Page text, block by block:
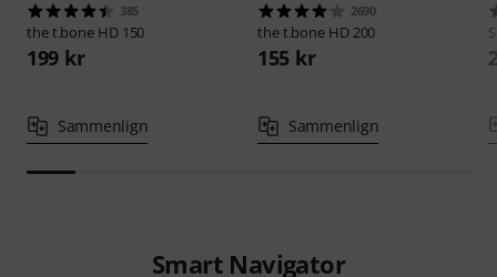
385
the t.bone HD 150
199 kr
Sammenlign
2690
the t.bone HD 200
155 kr
Sammenlign
Smart Navigator